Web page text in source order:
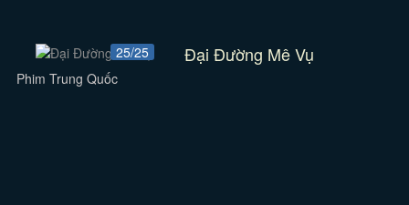
25/25 Đại Đường Mê Vụ
Phim Trung Quốc